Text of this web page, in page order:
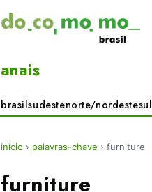
anais
brasilsudestenorte/nordestesul
início › palavras-chave › furniture
furniture